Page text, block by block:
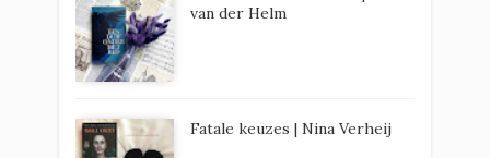
van der Helm
Fatale keuzes | Nina Verheij